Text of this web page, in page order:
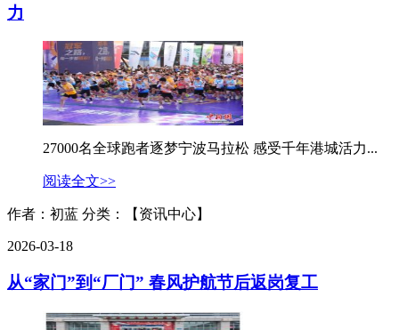
力
27000名全球跑者逐梦宁波马拉松 感受千年港城活力...
阅读全文>>
作者：初蓝 分类：【资讯中心】
2026-03-18
从“家门”到“厂门” 春风护航节后返岗复工